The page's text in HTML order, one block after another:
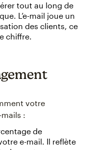
tout au long de
L’e-mail joue un
des clients, ce
chiffre.
votre
:
de
e-mail. Il reflète